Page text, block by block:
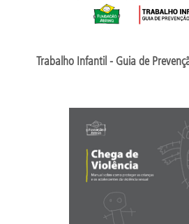
Trabalho Infantil - Guia de